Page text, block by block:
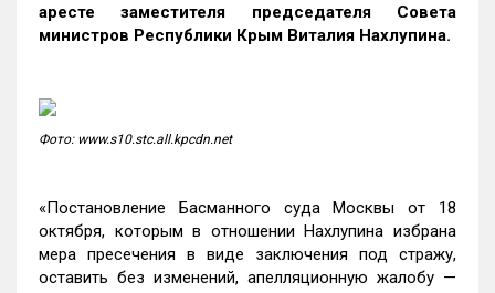
аресте заместителя председателя Совета
министров Республики Крым Виталия Нахлупина.
Фото: www.s10.stc.all.kpcdn.net
«Постановление Басманного суда Москвы от 18
октября, которым в отношении Нахлупина избрана
мера пресечения в виде заключения под стражу,
оставить без изменений, апелляционную жалобу —